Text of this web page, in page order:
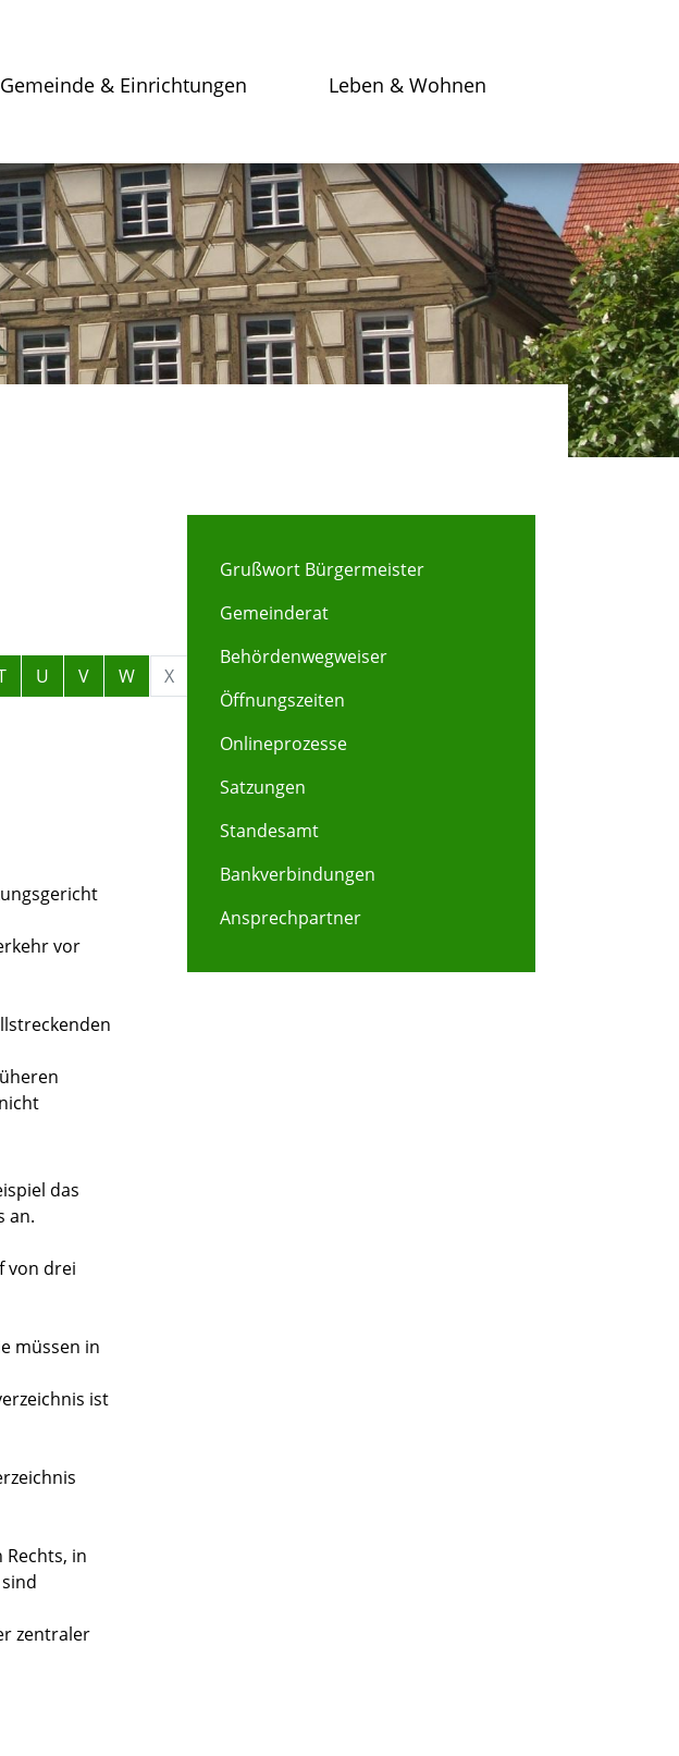
Gemeinde & Einrichtungen Leben & Wohnen
U V W X
vor
das
an.
von drei
müssen in
ist
in
zentraler
Grußwort Bürgermeister
Gemeinderat
Behördenwegweiser
Öffnungszeiten
Onlineprozesse
Satzungen
Standesamt
Bankverbindungen
Ansprechpartner